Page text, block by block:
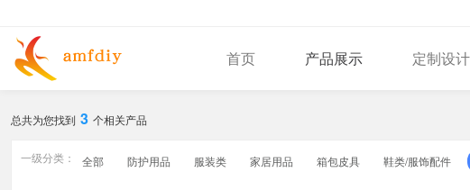
首页 产品展示 定制设计
总共为您找到 3 个相关产品
一级分类： 全部 防护用品 服装类 家居用品 箱包皮具 鞋类/服饰配件